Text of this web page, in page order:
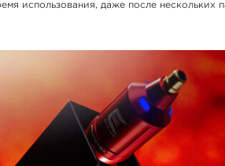
использования, даже после нескольких